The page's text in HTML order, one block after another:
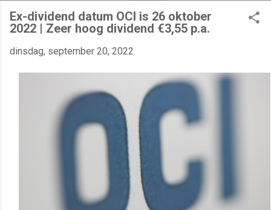
Ex-dividend datum OCI is 26 oktober
2022 | Zeer hoog dividend €3,55 p.a.
dinsdag, september 20, 2022